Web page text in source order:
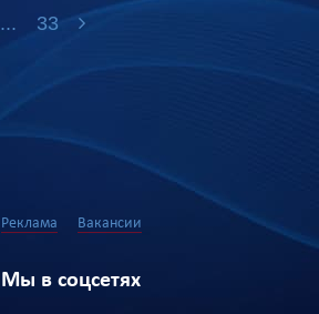
... 33
Реклама Вакансии
Мы в соцсетях